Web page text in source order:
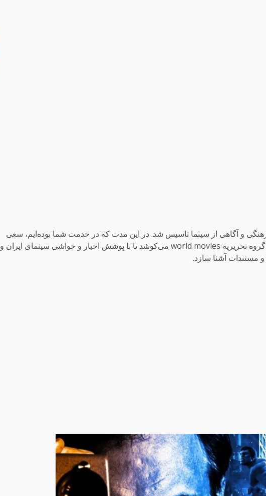
و آگاهی از سینما تاسیس شد. در این مدت که در خدمت شما بوده‌ایم، سعی
کرده‌ایم تا با حداکثر توان به جلو پیش برویم. گروه تحریریه world movies می‌کوشد تا با پوشش اخبار و حواشی سینمای ایران و
و مستندات آشنا سازد.